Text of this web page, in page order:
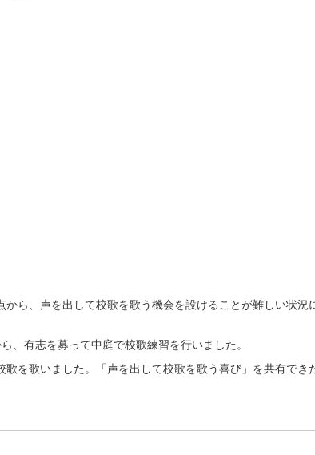
ら、声を出して校歌を歌う機会を設けることが難しい状況
有志を募って中庭で校歌練習を行いました。
を歌いました。「声を出して校歌を歌う喜び」を共有でき